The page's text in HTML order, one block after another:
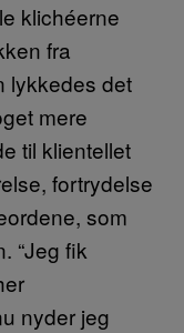
klichéerne
fra
lykkedes det
mere
til klientellet
fortrydelse
som
“Jeg fik
nyder jeg